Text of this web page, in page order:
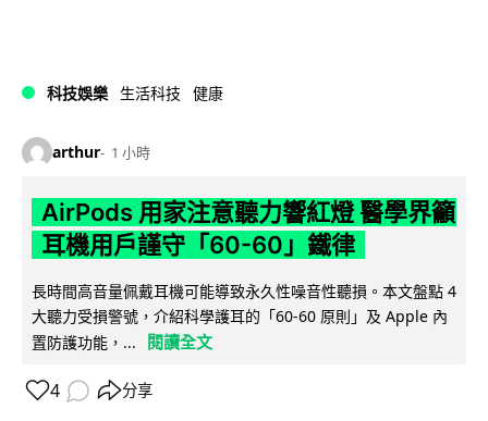
科技娛樂 生活科技 健康
arthur 1 小時
AirPods 用家注意聽力響紅燈 醫學界籲
耳機用戶謹守「60-60」鐵律
長時間高音量佩戴耳機可能導致永久性噪音性聽損。本文盤點 4
大聽力受損警號，介紹科學護耳的「60-60 原則」及 Apple 內
置防護功能，...
閱讀全文
4 分享